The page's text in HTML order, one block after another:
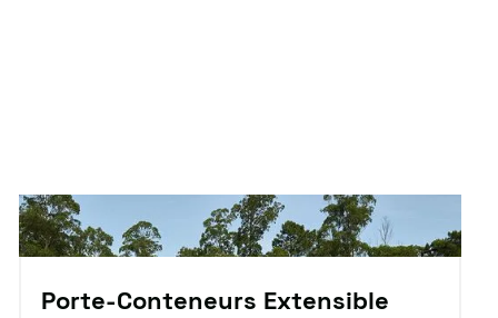
Porte-Conteneurs Extensible